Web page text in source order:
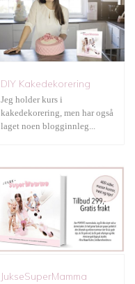
DIY Kakedekorering
Jeg holder kurs i
kakedekorering, men har også
laget noen blogginnleg...
JukseSuperMamma
JukseSuperMamma
Gratis print